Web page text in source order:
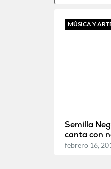
MÚSICA Y
Semilla
canta con
febrero 16,